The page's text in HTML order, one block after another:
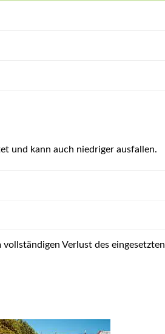
und kann auch niedriger ausfallen.
Verlust des eingesetzten